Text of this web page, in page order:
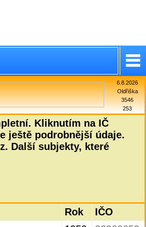
6.8.2026
Oldřiška
3546
253
Kliknutím na IČ
ještě podrobnější údaje.
Další subjekty, které
Rok
IČO